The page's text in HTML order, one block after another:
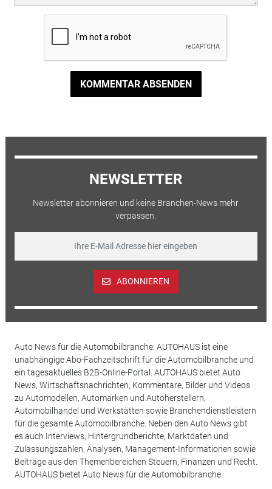
KOMMENTAR ABSENDEN
NEWSLETTER
Newsletter abonnieren und keine Branchen-News mehr
verpassen.
ABONNIEREN
Auto News für die Automobilbranche: AUTOHAUS ist eine
unabhängige Abo-Fachzeitschrift für die Automobilbranche und
ein tagesaktuelles B2B-Online-Portal. AUTOHAUS bietet Auto
News, Wirtschaftsnachrichten, Kommentare, Bilder und Videos
zu Automodellen, Automarken und Autoherstellern,
Automobilhandel und Werkstätten sowie Branchendienstleistern
für die gesamte Automobilbranche. Neben den Auto News gibt
es auch Interviews, Hintergrundberichte, Marktdaten und
Zulassungszahlen, Analysen, Management-Informationen sowie
Beiträge aus den Themenbereichen Steuern, Finanzen und Recht.
AUTOHAUS bietet Auto News für die Automobilbranche.